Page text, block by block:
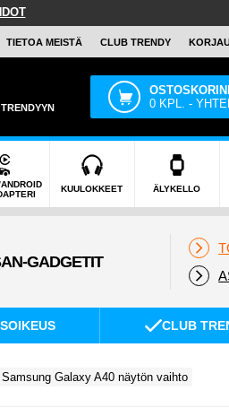
TIETOA MEISTÄ CLUB TRENDY
OSTOSKORINI
0 KPL. -
KUULOKKEET ÄLYKELLO
CLUB
Samsung Galaxy A40 näytön vaihto